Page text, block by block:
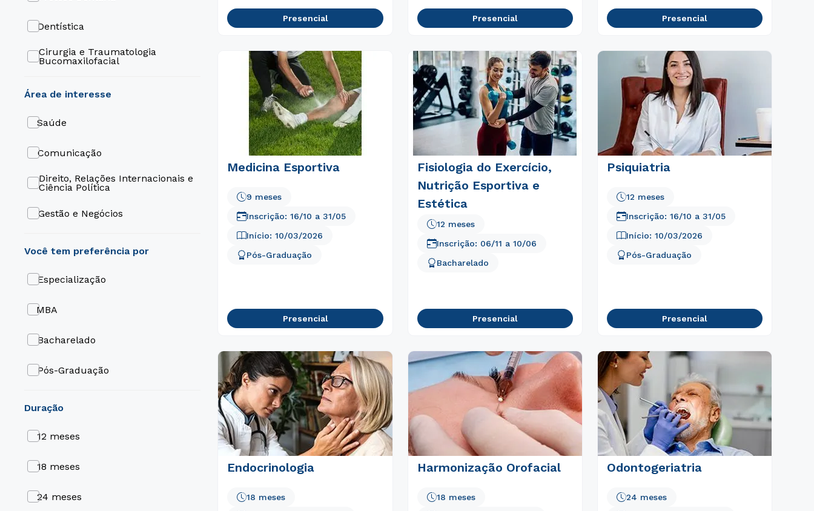
área de interesse
Saúde
Comunicação
Direito, Relações Internacionais e
Ciência Política
Gestão e Negócios
Medicina
Liberdade
João Pessoa
duração
12 meses
18 meses
24 meses
Dentística
Cirurgia e Traumatologia
Bucomaxilofacial
Periodontia
Odontopediatria
Odontologia Hospitalar
Odontogeriatria
Especialização
MBA
Bacharelado
Pós-Graduação
Presencial Presencial Presencial
Medicina Esportiva
Início:10/03/2026
Pós-Graduação
9 meses
Inscrição:16/10 a 31/05
Presencial
Fisiologia do Exercício,
Nutrição Esportiva e
Estética
Bacharelado
12 meses
Inscrição: 06/11 a 10/06
Presencial
Psiquiatria
12 meses
Início:10/03/2026
Pós-Graduação
Inscrição:16/10 a 31/05
Presencial
Endocrinologia
18 meses
Harmonização Orofacial
18 meses
Odontogeriatria
24 meses